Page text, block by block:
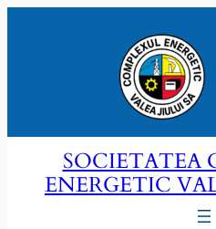
SOCIETATEA
ENERGETIC